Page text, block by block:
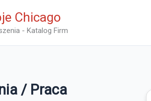
Chicago
- Katalog Firm
/ Praca